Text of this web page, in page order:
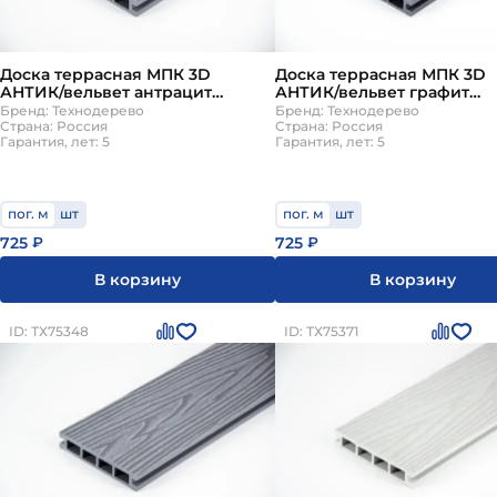
Доска террасная МПК 3D
АНТИК/вельвет антрацит
140х25х4000мм Технодерево
Бренд: Технодерево
Страна: Россия
Гарантия, лет: 5
пог. м шт
725 ₽
В корзину
Доска террасная МПК 3D
АНТИК/вельвет графит
140х25х6000мм
Бренд: Технодерево
Страна: Россия
Гарантия, лет: 5
пог. м шт
725 ₽
В корзину
ID: ТХ75348 ID: ТХ75371